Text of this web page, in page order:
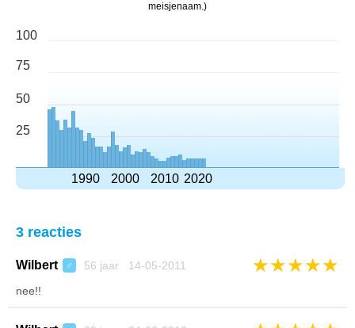
meisjenaam.)
100
75
50
25
1990 2000 2010 2020
3 reacties
Wilbert ♂ 56 jaar 14-05-2011 ★★★★★
nee!!